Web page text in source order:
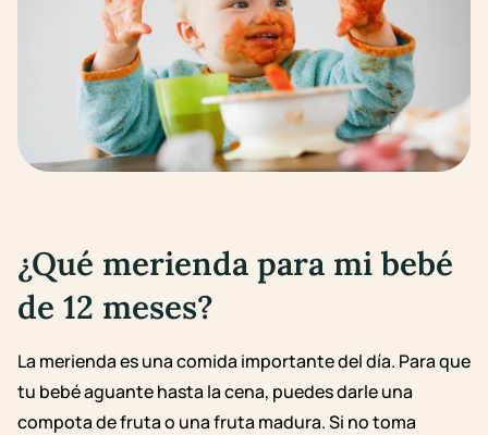
¿Qué merienda para mi bebé
de 12 meses?
La merienda es una comida importante del día. Para que
tu bebé aguante hasta la cena, puedes darle una
compota de fruta o una fruta madura.Si no toma